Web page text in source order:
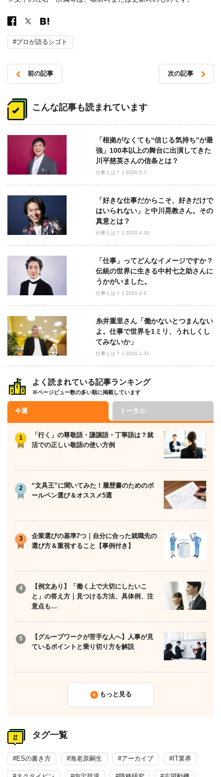
#プロが語るシゴト
稿
ナ
ョ
ン
前の記事 次の記事
こんな記事も読まれています
「根拠がなくても“信じる気持ち”が最
強」100本以上の舞台に出演してきた
川平慈英さんの信条とは？
仕事とは？ 2020.5.7
「好きな仕事だからこそ、好きだけで
はいられない」と中川晃教さん。その
真意とは？
仕事とは？ 2020.4.10
「仕事」ってどんなイメージですか？
伝統の世界に生きる中村七之助さんに
うかがいました。
仕事とは？ 2020.4.6
糸井重里さん「働かないとつまんない
よ。仕事で世界を1ミリ、うれしくし
てみないか」
仕事とは？ 2020.1.31
よく読まれている記事ランキング
※ページビュー数の多い順に掲載しています
今週 トータル
「行く」の尊敬語・謙譲語・丁寧語は？就
活での正しい敬語の使い方例
“文具王”に聞いてみた！履歴書のためのボ
ールペン選び＆オススメ5選
企業選びの基準7つ｜自分に合った就職先の
選び方＆重視すること【事例付き】
【例文あり】「働く上で大切にしたいこ
と」の答え方｜見つける方法、具体例、注
意点も…
【グループワークが苦手な人へ】人事が見
ているポイントと乗り切り方を解説
もっと見る
タグ一覧
#ESの書き方 #海老原嗣生 #アーカイブ #IT業界